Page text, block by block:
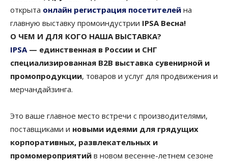
открыта онлайн регистрация посетителей на
главную выставку промоиндустрии IPSA Весна!
О ЧЕМ И ДЛЯ КОГО НАША ВЫСТАВКА?
IPSA— единственная в России и СНГ
специализированная B2B выставка сувенирной и
промопродукции, товаров и услуг для продвижения и
мерчандайзинга.
Это ваше главное место встречи с производителями,
поставщиками и новыми идеями для грядущих
корпоративных, развлекательных и
промомероприятий в новом весенне-летнем сезоне